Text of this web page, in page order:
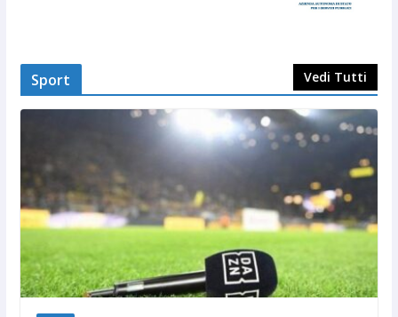
Sport Vedi Tutti